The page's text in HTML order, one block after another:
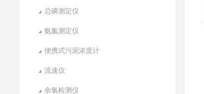
总磷测定仪
氨氮测定仪
便携式污泥浓度计
流速仪
余氯检测仪